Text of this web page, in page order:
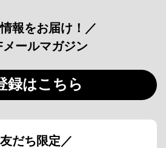
報をお届け！／
メールマガジン
録はこちら
だち限定／